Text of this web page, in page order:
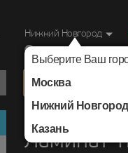
Нижний Новгород
Выберите Ваш
Москва
Нижний Новгород
Казань
г. Нижний
Ламинат